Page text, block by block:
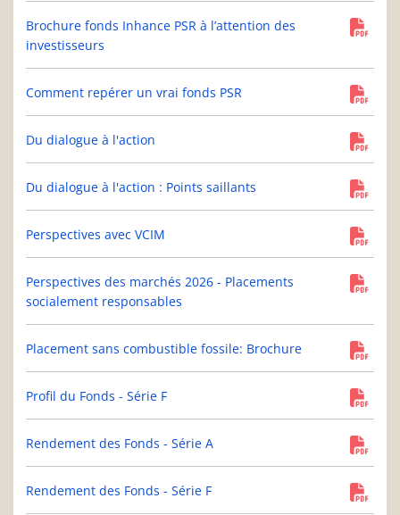
Brochure fonds Inhance PSR à l’attention des
investisseurs
Comment repérer un vrai fonds PSR
Du dialogue à l'action
Du dialogue à l'action : Points saillants
Perspectives avec VCIM
Perspectives des marchés 2026 - Placements
socialement responsables
Placement sans combustible fossile: Brochure
Profil du Fonds - Série F
Rendement des Fonds - Série A
Rendement des Fonds - Série F